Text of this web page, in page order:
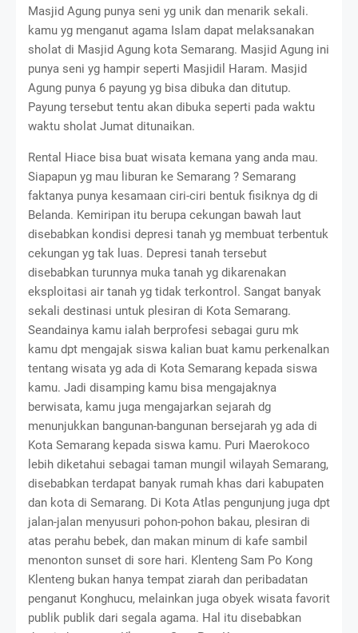
Masjid Agung punya seni yg unik dan menarik sekali.
kamu yg menganut agama Islam dapat melaksanakan
sholat di Masjid Agung kota Semarang. Masjid Agung ini
punya seni yg hampir seperti Masjidil Haram. Masjid
Agung punya 6 payung yg bisa dibuka dan ditutup.
Payung tersebut tentu akan dibuka seperti pada waktu
waktu sholat Jumat ditunaikan.
Rental Hiace bisa buat wisata kemana yang anda mau.
Siapapun yg mau liburan ke Semarang ? Semarang
faktanya punya kesamaan ciri-ciri bentuk fisiknya dg di
Belanda. Kemiripan itu berupa cekungan bawah laut
disebabkan kondisi depresi tanah yg membuat terbentuk
cekungan yg tak luas. Depresi tanah tersebut
disebabkan turunnya muka tanah yg dikarenakan
eksploitasi air tanah yg tidak terkontrol. Sangat banyak
sekali destinasi untuk plesiran di Kota Semarang.
Seandainya kamu ialah berprofesi sebagai guru mk
kamu dpt mengajak siswa kalian buat kamu perkenalkan
tentang wisata yg ada di Kota Semarang kepada siswa
kamu. Jadi disamping kamu bisa mengajaknya
berwisata, kamu juga mengajarkan sejarah dg
menunjukkan bangunan-bangunan bersejarah yg ada di
Kota Semarang kepada siswa kamu. Puri Maerokoco
lebih diketahui sebagai taman mungil wilayah Semarang,
disebabkan terdapat banyak rumah khas dari kabupaten
dan kota di Semarang. Di Kota Atlas pengunjung juga dpt
jalan-jalan menyusuri pohon-pohon bakau, plesiran di
atas perahu bebek, dan makan minum di kafe sambil
menonton sunset di sore hari. Klenteng Sam Po Kong
Klenteng bukan hanya tempat ziarah dan peribadatan
penganut Konghucu, melainkan juga obyek wisata favorit
publik publik dari segala agama. Hal itu disebabkan